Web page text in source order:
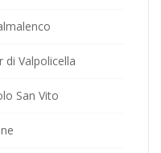
di Valpolicella
San Vito